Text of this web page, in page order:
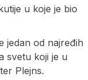
u koje je bio
jedan od najređih
svetu koji je u
Plejns.